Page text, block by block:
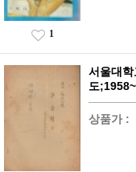
1
서울대
도
상품가 :